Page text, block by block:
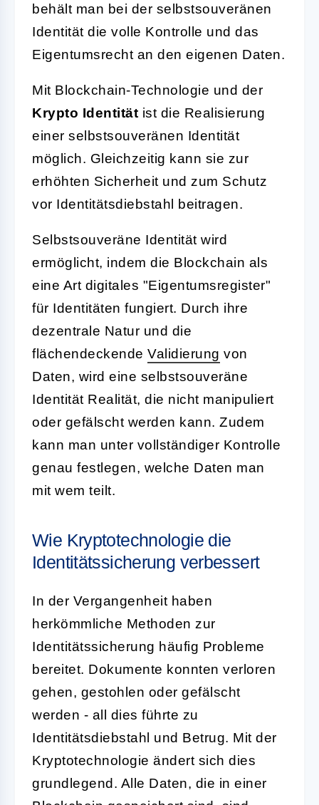
behält man bei der selbstsouveränen
Identität die volle Kontrolle und das
Eigentumsrecht an den eigenen Daten.
Mit Blockchain-Technologie und der
Krypto Identität ist die Realisierung
einer selbstsouveränen Identität
möglich. Gleichzeitig kann sie zur
erhöhten Sicherheit und zum Schutz
vor Identitätsdiebstahl beitragen.
Selbstsouveräne Identität wird
ermöglicht, indem die Blockchain als
eine Art digitales "Eigentumsregister"
für Identitäten fungiert. Durch ihre
dezentrale Natur und die
flächendeckende Validierung von
Daten, wird eine selbstsouveräne
Identität Realität, die nicht manipuliert
oder gefälscht werden kann. Zudem
kann man unter vollständiger Kontrolle
genau festlegen, welche Daten man
mit wem teilt.
Wie Kryptotechnologie die
Identitätssicherung verbessert
In der Vergangenheit haben
herkömmliche Methoden zur
Identitätssicherung häufig Probleme
bereitet. Dokumente konnten verloren
gehen, gestohlen oder gefälscht
werden - all dies führte zu
Identitätsdiebstahl und Betrug. Mit der
Kryptotechnologie ändert sich dies
grundlegend. Alle Daten, die in einer